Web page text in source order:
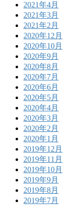
2021年4月
2021年3月
2021年2月
2020年12月
2020年10月
2020年9月
2020年8月
2020年7月
2020年6月
2020年5月
2020年4月
2020年3月
2020年2月
2020年1月
2019年12月
2019年11月
2019年10月
2019年9月
2019年8月
2019年7月